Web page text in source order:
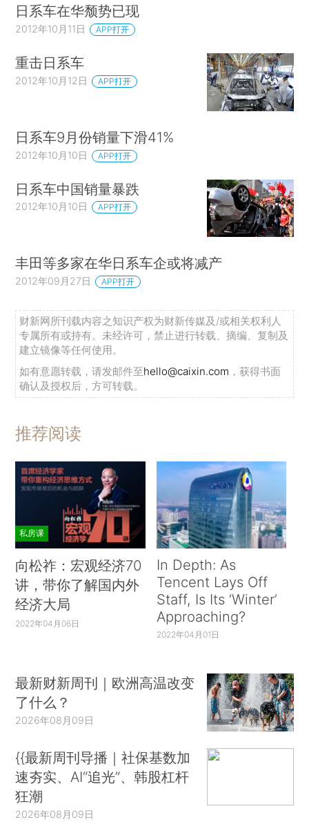
日系车在华颓势已现
2012年10月11日 APP打开
重击日系车
2012年10月12日 APP打开
日系车9月份销量下滑41%
2012年10月10日 APP打开
日系车中国销量暴跌
2012年10月10日 APP打开
丰田等多家在华日系车企或将减产
2012年09月27日 APP打开
财新网所刊载内容之知识产权为财新传媒及/或相关权利人
专属所有或持有。未经许可，禁止进行转载、摘编、复制及
建立镜像等任何使用。
如有意愿转载，请发邮件至hello@caixin.com ，获得书面
确认及授权后，方可转载。
推荐阅读
私房课
向松祚：宏观经济70
讲，带你了解国内外
经济大局
2022年04月06日
In Depth: As
Tencent Lays Off
Staff, Is Its ‘Winter’
Approaching?
2022年04月01日
最新财新周刊｜欧洲高温改变
了什么？
2026年08月09日
{{最新周刊导播｜社保基数加
速夯实、AI“追光”、韩股杠杆
狂潮
2026年08月09日